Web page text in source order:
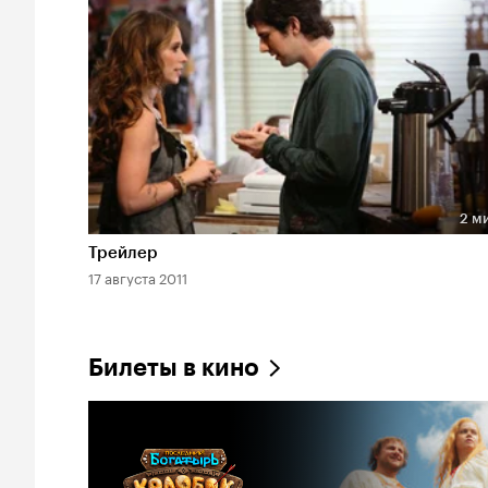
Длительность 2 мин
2
Трейлер
17 августа 2011
Билеты в кино